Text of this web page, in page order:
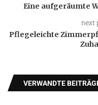
Eine aufgeräumte
next
Pflegeleichte
VERWANDTE